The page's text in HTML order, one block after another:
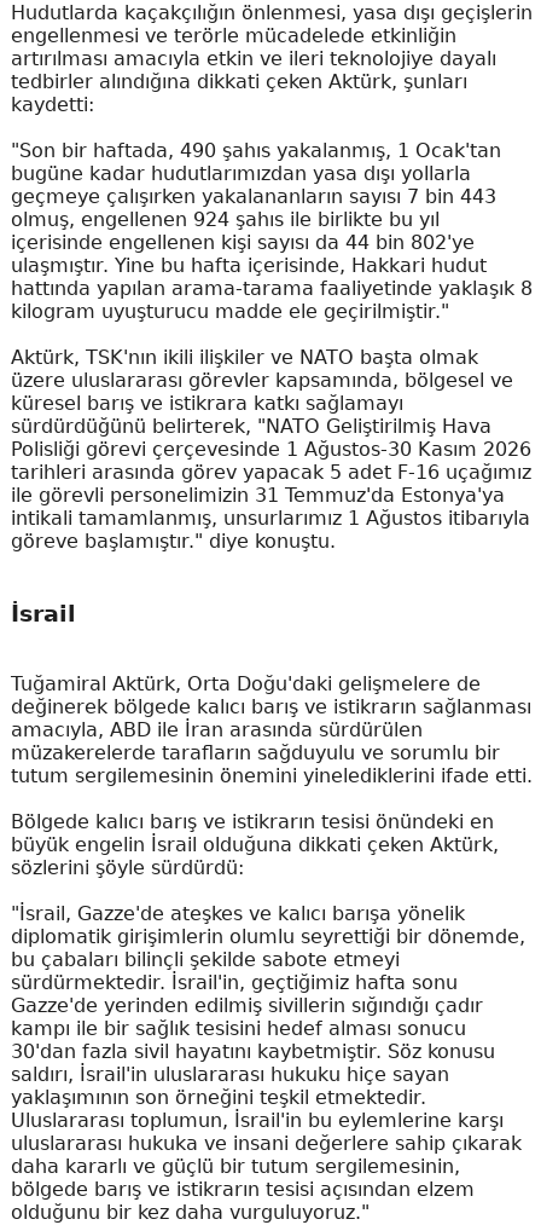
Hudutlarda kaçakçılığın önlenmesi, yasa dışı geçişlerin
engellenmesi ve terörle mücadelede etkinliğin
artırılması amacıyla etkin ve ileri teknolojiye dayalı
tedbirler alındığına dikkati çeken Aktürk, şunları
kaydetti:
"Son bir haftada, 490 şahıs yakalanmış, 1 Ocak'tan
bugüne kadar hudutlarımızdan yasa dışı yollarla
geçmeye çalışırken yakalananların sayısı 7 bin 443
olmuş, engellenen 924 şahıs ile birlikte bu yıl
içerisinde engellenen kişi sayısı da 44 bin 802'ye
ulaşmıştır. Yine bu hafta içerisinde, Hakkari hudut
hattında yapılan arama-tarama faaliyetinde yaklaşık 8
kilogram uyuşturucu madde ele geçirilmiştir."
Aktürk, TSK'nın ikili ilişkiler ve NATO başta olmak
üzere uluslararası görevler kapsamında, bölgesel ve
küresel barış ve istikrara katkı sağlamayı
sürdürdüğünü belirterek, "NATO Geliştirilmiş Hava
Polisliği görevi çerçevesinde 1 Ağustos-30 Kasım 2026
tarihleri arasında görev yapacak 5 adet F-16 uçağımız
ile görevli personelimizin 31 Temmuz'da Estonya'ya
intikali tamamlanmış, unsurlarımız 1 Ağustos itibarıyla
göreve başlamıştır." diye konuştu.
İsrail
Tuğamiral Aktürk, Orta Doğu'daki gelişmelere de
değinerek bölgede kalıcı barış ve istikrarın sağlanması
amacıyla, ABD ile İran arasında sürdürülen
müzakerelerde tarafların sağduyulu ve sorumlu bir
tutum sergilemesinin önemini yinelediklerini ifade etti.
Bölgede kalıcı barış ve istikrarın tesisi önündeki en
büyük engelin İsrail olduğuna dikkati çeken Aktürk,
sözlerini şöyle sürdürdü:
"İsrail, Gazze'de ateşkes ve kalıcı barışa yönelik
diplomatik girişimlerin olumlu seyrettiği bir dönemde,
bu çabaları bilinçli şekilde sabote etmeyi
sürdürmektedir. İsrail'in, geçtiğimiz hafta sonu
Gazze'de yerinden edilmiş sivillerin sığındığı çadır
kampı ile bir sağlık tesisini hedef alması sonucu
30'dan fazla sivil hayatını kaybetmiştir. Söz konusu
saldırı, İsrail'in uluslararası hukuku hiçe sayan
yaklaşımının son örneğini teşkil etmektedir.
Uluslararası toplumun, İsrail'in bu eylemlerine karşı
uluslararası hukuka ve insani değerlere sahip çıkarak
daha kararlı ve güçlü bir tutum sergilemesinin,
bölgede barış ve istikrarın tesisi açısından elzem
olduğunu bir kez daha vurguluyoruz."